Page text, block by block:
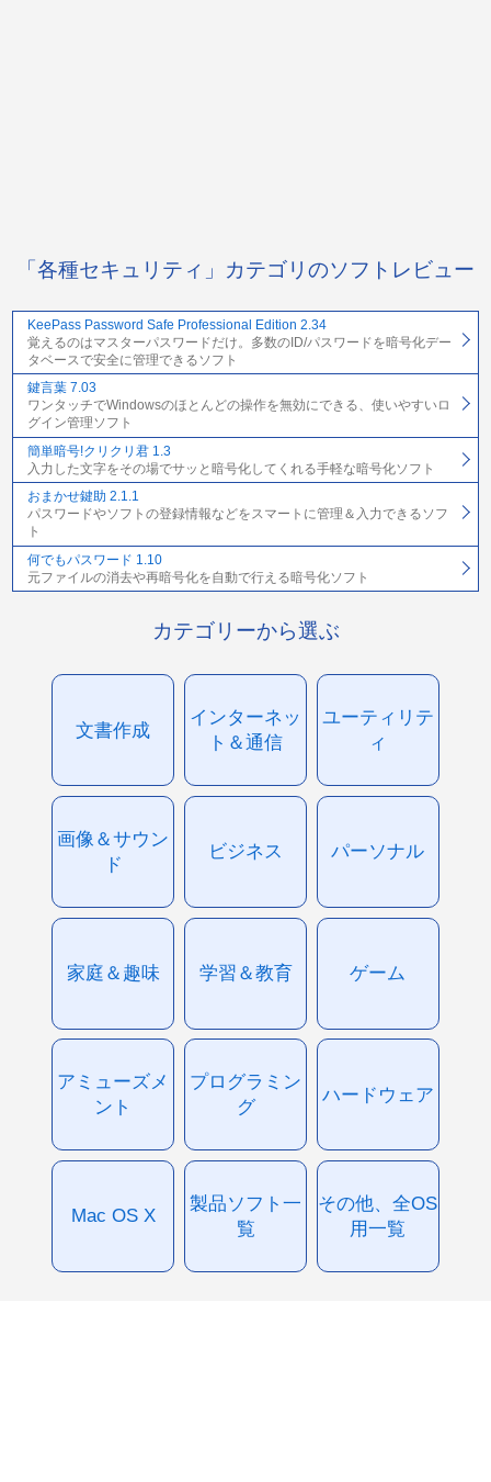
「各種セキュリティ」カテゴリのソフトレビュー
KeePass Password Safe Professional Edition 2.34
覚えるのはマスターパスワードだけ。多数のID/パスワードを暗号化デー
タベースで安全に管理できるソフト
鍵言葉 7.03
ワンタッチでWindowsのほとんどの操作を無効にできる、使いやすいロ
グイン管理ソフト
簡単暗号!クリクリ君 1.3
入力した文字をその場でサッと暗号化してくれる手軽な暗号化ソフト
おまかせ鍵助 2.1.1
パスワードやソフトの登録情報などをスマートに管理＆入力できるソフ
ト
何でもパスワード 1.10
元ファイルの消去や再暗号化を自動で行える暗号化ソフト
カテゴリーから選ぶ
文書作成
インターネッ
ト＆通信
ユーティリテ
ィ
画像＆サウン
ド
ビジネス パーソナル
家庭＆趣味 学習＆教育 ゲーム
アミューズメ
ント
プログラミン
グ
ハードウェア
Mac OS X
製品ソフト一
覧
その他、全OS
用一覧